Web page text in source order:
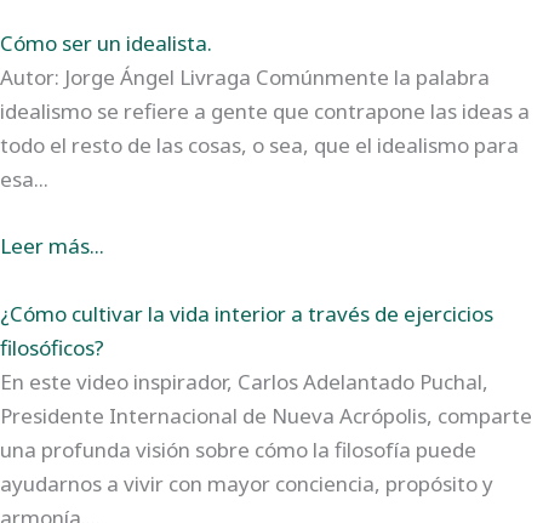
Cómo ser un idealista.
Autor: Jorge Ángel Livraga Comúnmente la palabra
idealismo se refiere a gente que contrapone las ideas a
todo el resto de las cosas, o sea, que el idealismo para
esa...
Leer más...
¿Cómo cultivar la vida interior a través de ejercicios
filosóficos?
En este video inspirador, Carlos Adelantado Puchal,
Presidente Internacional de Nueva Acrópolis, comparte
una profunda visión sobre cómo la filosofía puede
ayudarnos a vivir con mayor conciencia, propósito y
armonía....